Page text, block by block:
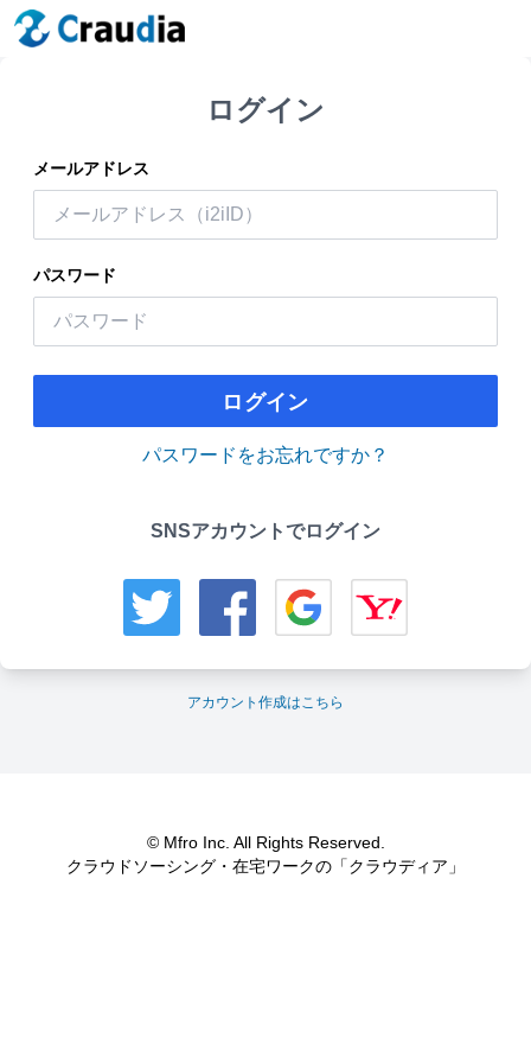
ログイン
メールアドレス
パスワード
ログイン
パスワードをお忘れですか？
SNSアカウントでログイン
アカウント作成はこちら
© Mfro Inc. All Rights Reserved.
クラウドソーシング・在宅ワークの「クラウディア」